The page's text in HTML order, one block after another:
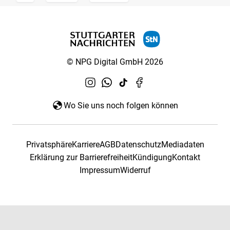
© NPG Digital GmbH 2026
Wo Sie uns noch folgen können
PrivatsphäreKarriereAGBDatenschutzMediadaten
Erklärung zur BarrierefreiheitKündigungKontakt
ImpressumWiderruf